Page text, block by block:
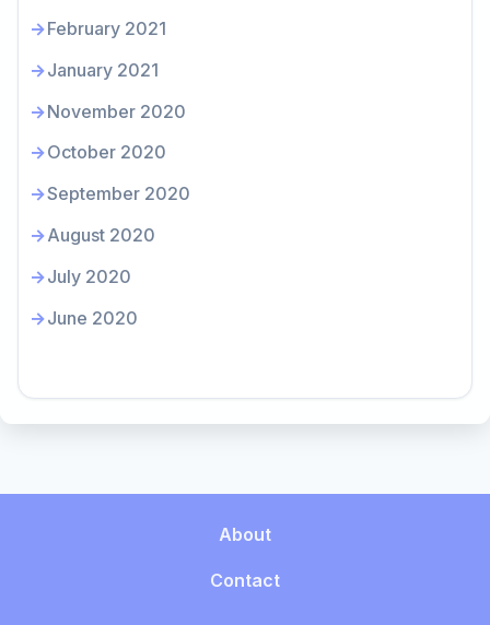
February 2021
January 2021
November 2020
October 2020
September 2020
August 2020
July 2020
June 2020
About
Contact